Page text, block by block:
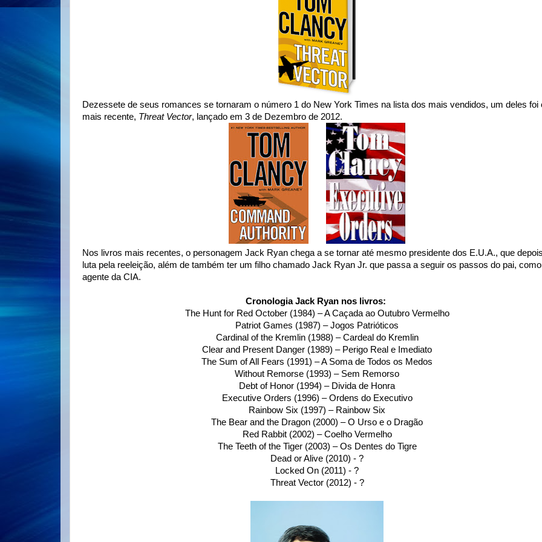
Dezessete de seus romances se tornaram o número 1 do New York Times na lista dos mais vendidos, um deles foi
mais recente, Threat Vector, lançado em 3 de Dezembro de 2012.
Nos livros mais recentes, o personagem Jack Ryan chega a se tornar até mesmo presidente dos E.U.A., que
luta pela reeleição, além de também ter um filho chamado Jack Ryan Jr. que passa a seguir os passos do pai, como
agente da CIA.
Cronologia Jack Ryan nos livros:
The Hunt for Red October (1984) – A Caçada ao Outubro Vermelho
Patriot Games (1987) – Jogos Patrióticos
Cardinal of the Kremlin (1988) – Cardeal do Kremlin
Clear and Present Danger (1989) – Perigo Real e Imediato
The Sum of All Fears (1991) – A Soma de Todos os Medos
Without Remorse (1993) – Sem Remorso
Debt of Honor (1994) – Divida de Honra
Executive Orders (1996) – Ordens do Executivo
Rainbow Six (1997) – Rainbow Six
The Bear and the Dragon (2000) – O Urso e o Dragão
Red Rabbit (2002) – Coelho Vermelho
The Teeth of the Tiger (2003) – Os Dentes do Tigre
Dead or Alive (2010) - ?
Locked On (2011) - ?
Threat Vector (2012) - ?